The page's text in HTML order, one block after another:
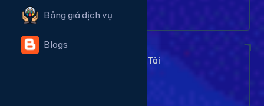
Bảng giá dịch vụ
Blogs
Khách Hàng Nói Gì Về Chúng Tôi